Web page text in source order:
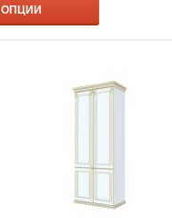
ОПЦИИ